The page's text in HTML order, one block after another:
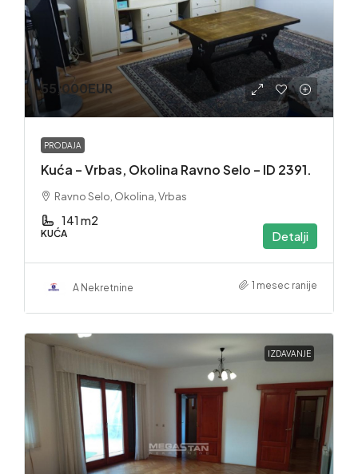
55,000EUR
PRODAJA
Kuća – Vrbas, Okolina Ravno Selo – ID 2391.
Ravno Selo, Okolina, Vrbas
141 m2
KUĆA Detalji
A Nekretnine 1 mesec ranije
IZDAVANJE